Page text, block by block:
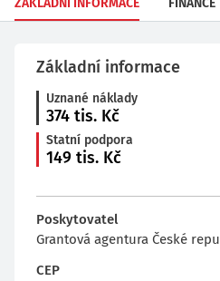
ZÁKLADNÍ INFORMACE FINANCE
Základní informace
Uznané náklady
374 tis. Kč
Statní podpora
149 tis. Kč
Poskytovatel
Grantová agentura České
CEP